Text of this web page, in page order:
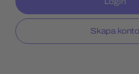
Skapa konto